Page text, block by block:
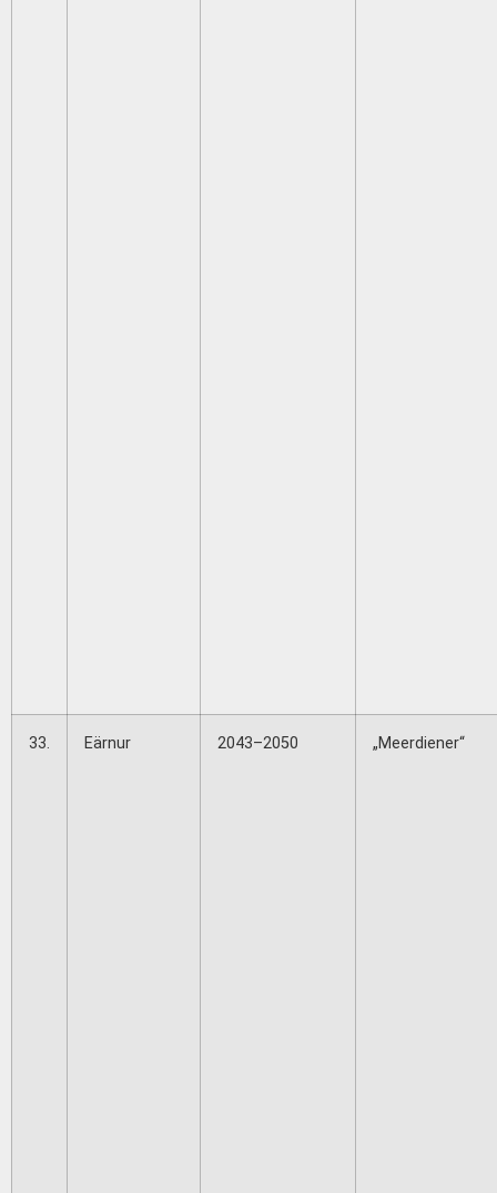
33. Eärnur 2043–2050 „Meerdiener“